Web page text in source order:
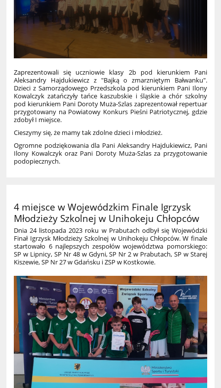
Zaprezentowali się uczniowie klasy 2b pod kierunkiem Pani
Aleksandry Hajdukiewicz z "Bajką o zmarzniętym Bałwanku".
Dzieci z Samorządowego Przedszkola pod kierunkiem Pani Ilony
Kowalczyk zatańczyły tańce kaszubskie i śląskie a chór szkolny
pod kierunkiem Pani Doroty Muża-Szlas zaprezentował repertuar
przygotowany na Powiatowy Konkurs Pieśni Patriotycznej, gdzie
zdobył I miejsce.
Cieszymy się, że mamy tak zdolne dzieci i młodzież.
Ogromne podziękowania dla Pani Aleksandry Hajdukiewicz, Pani
Ilony Kowalczyk oraz Pani Doroty Muża-Szlas za przygotowanie
podopiecznych.
4 miejsce w Wojewódzkim Finale Igrzysk
Młodzieży Szkolnej w Unihokeju Chłopców
Dnia 24 listopada 2023 roku w Prabutach odbył się Wojewódzki
Finał Igrzysk Młodzieży Szkolnej w Unihokeju Chłopców. W finale
startowało 6 najlepszych zespołów województwa pomorskiego:
SP w Lipnicy, SP Nr 48 w Gdyni, SP Nr 2 w Prabutach, SP w Starej
Kiszewie, SP Nr 27 w Gdańsku i ZSP w Kostkowie.